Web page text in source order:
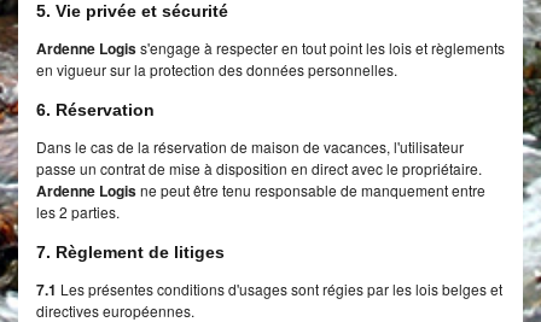
5. Vie privée et sécurité
Ardenne Logiss'engage à respecter en tout point les lois et règlements
en vigueur sur la protection des données personnelles.
6. Réservation
Dans le cas de la réservation de maison de vacances, l'utilisateur
passe un contrat de mise à disposition en direct avec le propriétaire.
Ardenne Logisne peut être tenu responsable de manquement entre
les 2 parties.
7. Règlement de litiges
7.1 Les présentes conditions d'usages sont régies par les lois belges et
directives européennes.